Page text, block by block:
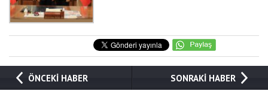
ÖNCEKİ HABER SONRAKİ HABER